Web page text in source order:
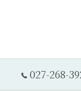
027-268-